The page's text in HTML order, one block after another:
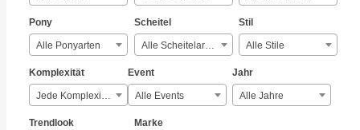
Pony
Alle Ponyarten
Scheitel
Alle Scheitelarten
Stil
Alle Stile
Komplexität
Jede Komplexität
Event
Alle Events
Jahr
Alle Jahre
Trendlook Marke